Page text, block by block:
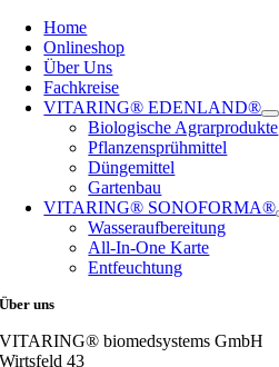
Home
Onlineshop
Über Uns
Fachkreise
VITARING® EDENLAND®
Biologische Agrarprodukte
Pflanzensprühmittel
Düngemittel
Gartenbau
VITARING® SONOFORMA®
Wasseraufbereitung
All-In-One Karte
Entfeuchtung
Über uns
VITARING® biomedsystems GmbH
Wirtsfeld 43